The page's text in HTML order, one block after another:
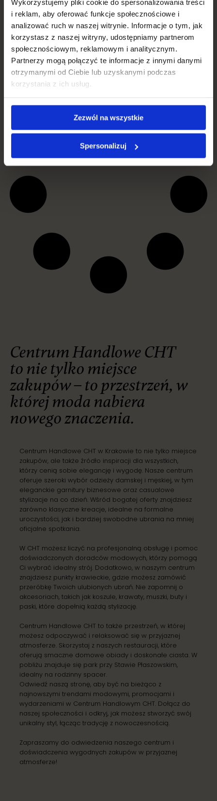
Wykorzystujemy pliki cookie do spersonalizowania treści
i reklam, aby oferować funkcje społecznościowe i
analizować ruch w naszej witrynie. Informacje o tym, jak
korzystasz z naszej witryny, udostępniamy partnerom
społecznościowym, reklamowym i analitycznym.
Partnerzy mogą połączyć te informacje z innymi danymi
otrzymanymi od Ciebie lub uzyskanymi podczas
korzystania z ich usług.
Zezwól na wszystkie
Spersonalizuj
Kraków – elegancja na
wyciągnięcie ręki
Kraków, miasto o bogatej historii i kulturze, jest również
miejscem, gdzie znajdziesz wiele sklepów oferujących
wyjątkowe sukienki wieczorowe. Niezależnie od
Czytaj więcej →
Centrum Handlowe CHT
to nie tylko miejsce
zakupów – to przestrzeń, w
której moda nabiera
nowego znaczenia.
Centrum Handlowe CHT w Krakowie to nie tylko miejsce
zakupów, ale także źródło inspiracji dla wszystkich,
którzy cenią sobie elegancję i wygodę. Nasze centrum
oferuje szeroki wybór odzieży damskej i męskiej, w tym
eleganckie garnitury biznesowe oraz casualowe
stylizacje na co dzień. Wśród bogatej oferty znajdziesz
zarówno klasyczne kreacje, idealne na formalne
uroczystości, jak i bardziej swobodne ubrania na mniej
oficjalne spotkania.
W CHT możesz liczyć na profesjonalną obsługę i pomoc
doświadczonych doradców modowych, którzy pomogą
Ci wybrać idealny strój. Dodatkowo, w naszym centrum
znajdziesz punkty krawieckie, gdzie możesz zamówić
przeróbkę Twoich ulubionych ubrań. Nie zapomnij o
akcesoriach, takich jak koszule, krawaty, muszki, buty i
paski, które dopełnią każdą stylizację.
Centrum Handlowe CHT to także przestrzeń, w której
możesz odpoczywać i relaksować się w przyjaznej
atmosferze. Skorzystaj z naszych restauracji, które
oferują smaczne domowe obiady i doskonałe ciasta. W
pobliżu znajduje się park przy Stawie Płaszowskim,
idealny na rodzinny spacer.
Odwiedź naszą stronę, aby być na bieżąco z
najnowszymi trendami modowymi, promocjami i
wydarzeniami w Centrum Handlowym CHT. Dołącz do
naszej społeczności i odkryj, jak możesz stworzyć swój
unikalny styl, łącząc tradycję z nowoczesnością.
Zapraszamy do odwiedzenia naszego centrum i
doświadczenia wygodnych zakupów w przyjaznej
atmosferze!